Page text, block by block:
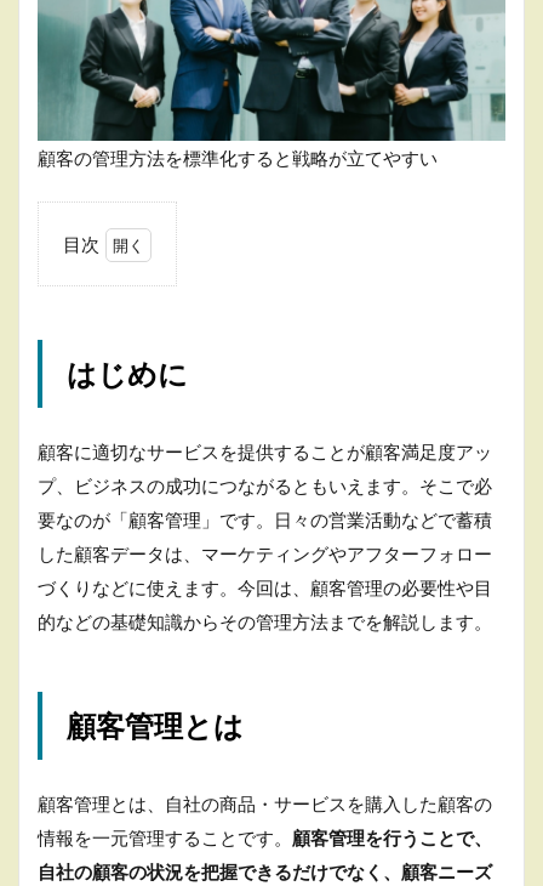
顧客の管理方法を標準化すると戦略が立てやすい
目次
に
客
管
と
は
3
顧
は
目
明
確
に
す
はじめに
顧客に適切なサービスを提供することが顧客満足度アッ
プ、ビジネスの成功につながるともいえます。そこで必
要なのが「顧客管理」です。日々の営業活動などで蓄積
した顧客データは、マーケティングやアフターフォロー
づくりなどに使えます。今回は、顧客管理の必要性や目
的などの基礎知識からその管理方法までを解説します。
顧客管理とは
顧客管理とは、自社の商品・サービスを購入した顧客の
情報を一元管理することです。 顧客管理を行うことで、
自社の顧客の状況を把握できるだけでなく、顧客ニーズ